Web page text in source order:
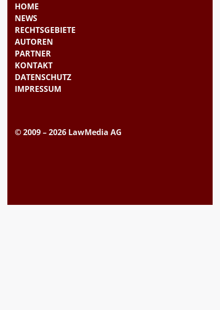
HOME
NEWS
RECHTSGEBIETE
AUTOREN
PARTNER
KONTAKT
DATENSCHUTZ
IMPRESSUM
© 2009 – 2026 LawMedia AG